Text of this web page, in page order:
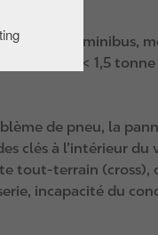
minibus,
remorque < 1,5
de pneu, la
clés à l’intérieur du
tout‑terrain (cross),
incapacité du